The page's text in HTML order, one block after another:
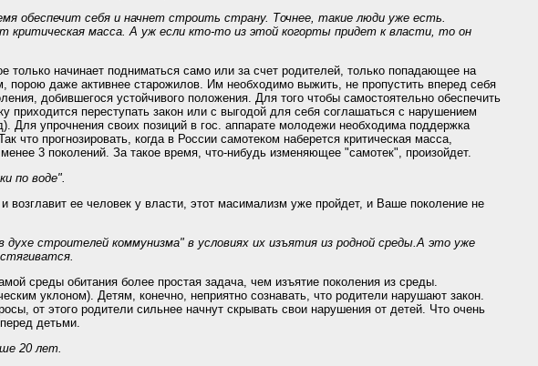
обеспечит себя и начнет строить страну. Точнее, такие люди уже есть.
масса. А уж если кто-то из этой когорты придет к власти, то он
начинает подниматься само или за счет родителей, только попадающее на
порою даже активнее старожилов. Им необходимо выжить, не пропустить вперед себя
добившегося устойчивого положения. Для того чтобы самостоятельно обеспечить
переступать закон или с выгодой для себя соглашаться с нарушением
упрочнения своих позиций в гос. аппарате молодежи необходима поддержка
что прогнозировать, когда в России самотеком наберется критическая масса,
3 поколений. За такое время, что-нибудь изменяющее "самотек", произойдет.
по воде".
ее человек у власти, этот масимализм уже пройдет, и Ваше поколение не
строителей коммунизма" в условиях их изъятия из родной среды.А это уже
среды обитания более простая задача, чем изъятие поколения из среды.
уклоном). Детям, конечно, неприятно сознавать, что родители нарушают закон.
от этого родители сильнее начнут скрывать свои нарушения от детей. Что очень
детьми.
20 лет.